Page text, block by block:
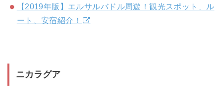
【2019年版】エルサルバドル周遊！観光スポット、ル
ート、安宿紹介！
ニカラグア